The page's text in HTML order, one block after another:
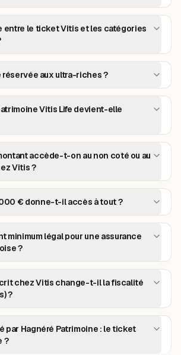
entre le ticket Vitis et les catégories
aux ultra-riches ?
Vitis Life devient-elle
accède-t-on au non coté ou au
Vitis ?
€ donne-t-il accès à tout ?
minimum légal pour une assurance
?
chez Vitis change-t-il la fiscalité
?
par Hagnéré Patrimoine : le ticket
?